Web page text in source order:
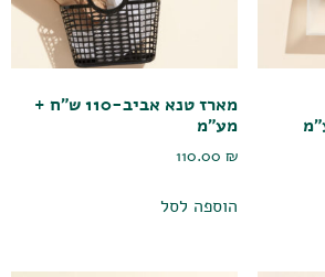
מארז טנא אביב-110 ש"ח +
מע"מ
110.00₪
הוספה לסל